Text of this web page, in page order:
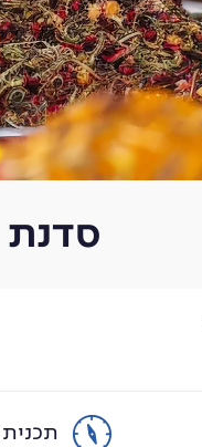
סדנת